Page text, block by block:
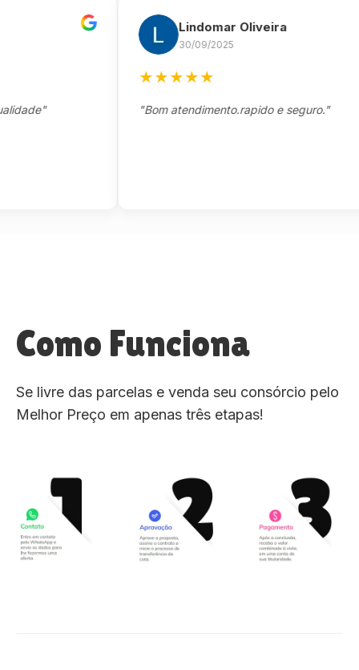
Lindomar Oliveira
30/09/2025
★★★
"Bom atendimento.rapido e seguro."
Como Funciona
Se livre das parcelas e venda seu consórcio pelo
Melhor Preço em apenas três etapas!